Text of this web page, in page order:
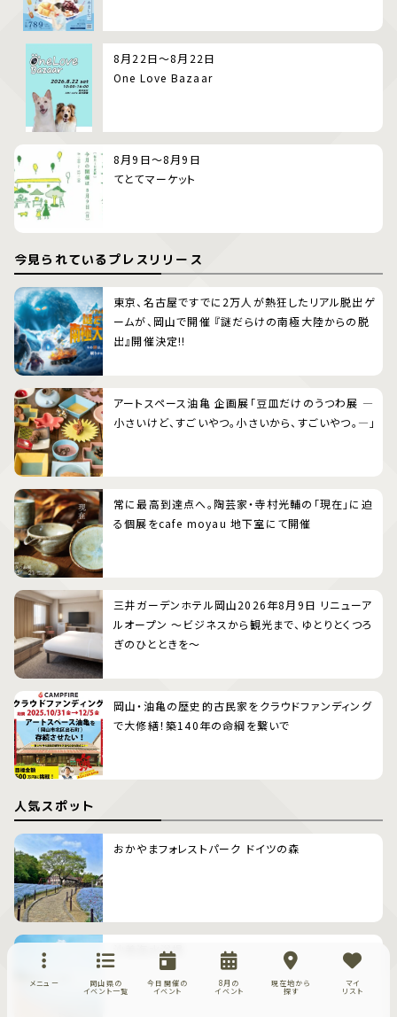
8月22日～8月22日
One Love Bazaar
8月9日～8月9日
てとてマーケット
今見られているプレスリリース
東京、名古屋ですでに2万人が熱狂したリアル脱出ゲ
ームが、岡山で開催 『謎だらけの南極大陸からの脱
出』開催決定!!
アートスペース油亀 企画展「豆皿だけのうつわ展 ―
小さいけど、すごいやつ。小さいから、すごいやつ。―」
常に最高到達点へ。陶芸家・寺村光輔の「現在」に迫
る個展をcafe moyau 地下室にて開催
三井ガーデンホテル岡山2026年8月9日 リニューア
ルオープン 〜ビジネスから観光まで、ゆとりとくつろ
ぎのひとときを〜
岡山・油亀の歴史的古民家をクラウドファンディング
で大修繕！築140年の命綱を繋いで
人気スポット
おかやまフォレストパーク ドイツの森
沙美海水浴場
メニュー
岡山県の
イベント一覧
今日開催の
イベント
8月の
イベント
現在地から
探す
マイ
リスト